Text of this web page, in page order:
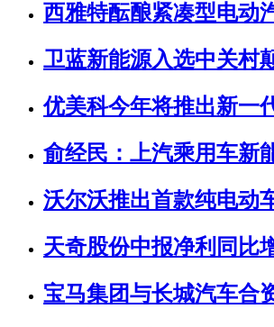
西雅特酝酿紧凑型电动
卫蓝新能源入选中关村
优美科今年将推出新一
俞经民：上汽乘用车新
沃尔沃推出首款纯电动
天奇股份中报净利同比
宝马集团与长城汽车合